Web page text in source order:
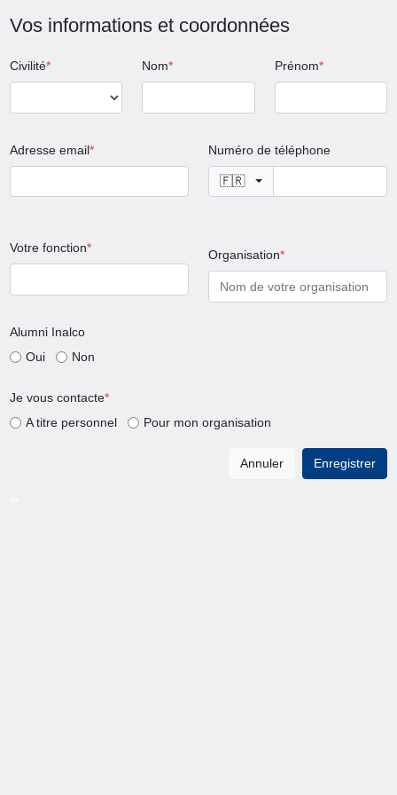
Vos informations et coordonnées
Civilité Nom Prénom
Adresse email Numéro de téléphone
🇫🇷
Votre fonction Organisation
Alumni Inalco
Oui
Non
Je vous contacte
A titre personnel
Pour mon organisation
Annuler Enregistrer